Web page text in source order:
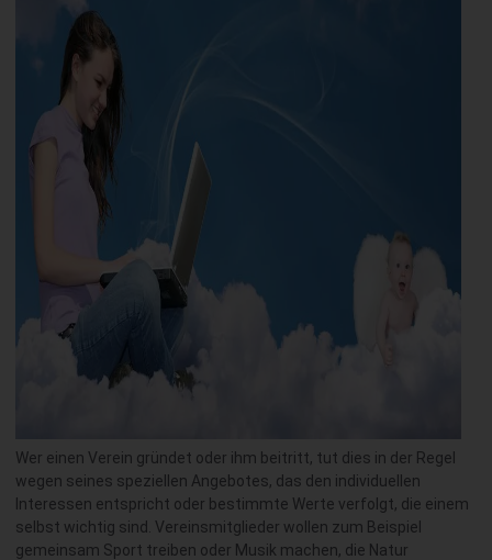
Wer einen Verein gründet oder ihm beitritt, tut dies in der Regel
wegen seines speziellen Angebotes, das den individuellen
Interessen entspricht oder bestimmte Werte verfolgt, die einem
selbst wichtig sind. Vereinsmitglieder wollen zum Beispiel
gemeinsam Sport treiben oder Musik machen, die Natur